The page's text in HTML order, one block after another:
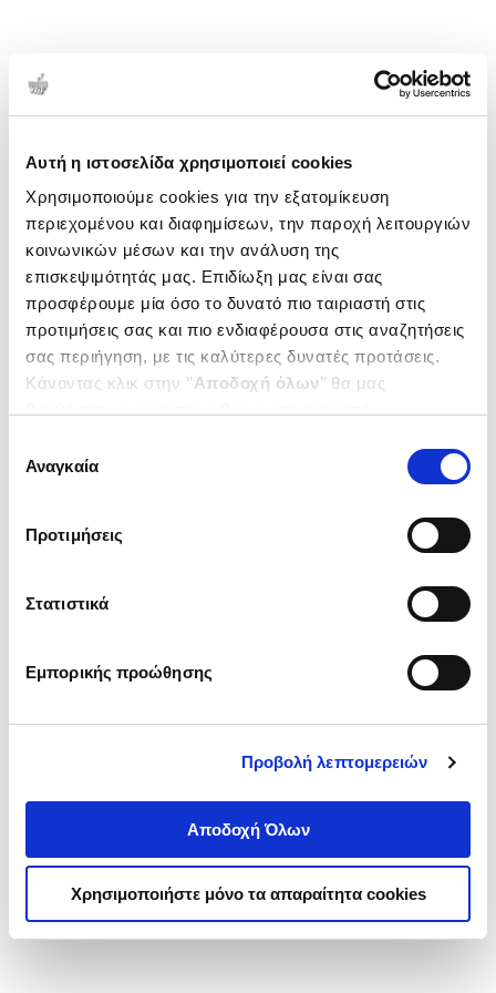
Αυτή η ιστοσελίδα χρησιμοποιεί cookies
Χρησιμοποιούμε cookies για την εξατομίκευση
περιεχομένου και διαφημίσεων, την παροχή λειτουργιών
κοινωνικών μέσων και την ανάλυση της
επισκεψιμότητάς μας. Επιδίωξη μας είναι σας
προσφέρουμε μία όσο το δυνατό πιο ταιριαστή στις
προτιμήσεις σας και πιο ενδιαφέρουσα στις αναζητήσεις
σας περιήγηση, με τις καλύτερες δυνατές προτάσεις.
Κάνοντας κλικ στην ‘’Αποδοχή όλων’’ θα μας
ενδιαφέρουν και να επιλέξετε από τα παρακάτω με την
΄΄και να ενημερωθείτε σχετικά με
συγκατάθεσης
Αναγκαία
Προτιμήσεις
Στατιστικά
Εμπορικής προώθησης
Προβολή λεπτομερειών
Αποδοχή Όλων
Χρησιμοποιήστε μόνο τα απαραίτητα cookies